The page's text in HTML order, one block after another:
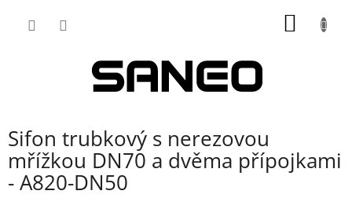
Sifon trubkový s nerezovou
mřížkou DN70 a dvěma přípojkami
- A820-DN50